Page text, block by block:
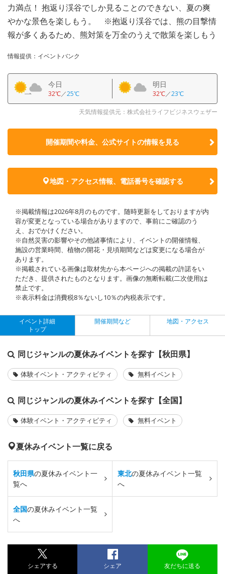
力満点！ 抱返り渓谷でしか見ることのできない、夏の爽
やかな景色を楽しもう。 ※抱返り渓谷では、熊の目撃情
報が多くあるため、熊対策を万全のうえで散策を楽しもう
情報提供：イベントバンク
今日
32℃／25℃
明日
32℃／23℃
天気情報提供元：株式会社ライフビジネスウェザー
開催期間や料金、公式サイトの情報を見る
地図・アクセス情報、電話番号を確認する
※掲載情報は2026年8月のものです。随時更新をしておりますが内
容が変更となっている場合がありますので、事前にご確認のう
え、おでかけください。
※自然災害の影響やその他諸事情により、イベントの開催情報、
施設の営業時間、植物の開花・見頃期間などは変更になる場合が
あります。
※掲載されている画像は取材先から本ページへの掲載の許諾をい
ただき、提供されたものとなります。画像の無断転載(二次使用)は
禁止です。
※表示料金は消費税8％ないし10％の内税表示です。
イベント詳細
トップ
開催期間など 地図・アクセス
同じジャンルの夏休みイベントを探す【秋田県】
体験イベント・アクティビティ 無料イベント
同じジャンルの夏休みイベントを探す【全国】
体験イベント・アクティビティ 無料イベント
夏休みイベント一覧に戻る
秋田県の夏休みイベント一
覧へ
東北の夏休みイベント一覧
へ
全国の夏休みイベント一覧
へ
シェアする シェア 友だちに送る